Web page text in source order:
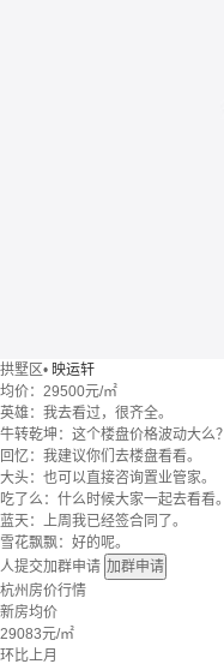
拱墅区• 映运轩
均价： 29500元/㎡
英雄：我去看过，很齐全。
牛转乾坤：这个楼盘价格波动大么？
回忆：我建议你们去楼盘看看。
大头：也可以直接咨询置业管家。
吃了么：什么时候大家一起去看看。
蓝天：上周我已经签合同了。
雪花飘飘：好的呢。
人提交加群申请 加群申请
杭州房价行情
新房均价
29083元/㎡
环比上月